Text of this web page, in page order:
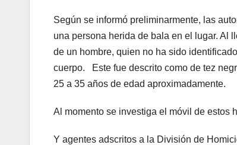
Según se informó preliminarmente, las
una persona herida de bala en el lugar. Al
de un hombre, quien no ha sido identificado
cuerpo. Este fue descrito como de tez
25 a 35 años de edad aproximadamente.
Al momento se investiga el móvil de estos
Y agentes adscritos a la División de